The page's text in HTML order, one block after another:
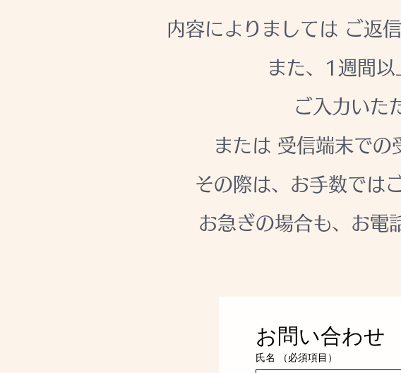
内容によりましては ご返
また、1週間以
ご入力いた
または 受信端末での
その際は、お手数では
お急ぎの場合も、お電
お問い合わせ
氏名 （必須項目）